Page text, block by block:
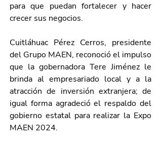
para que puedan fortalecer y hacer
crecer sus negocios.
Cuitláhuac Pérez Cerros, presidente
del Grupo MAEN, reconoció el impulso
que la gobernadora Tere Jiménez le
brinda al empresariado local y a la
atracción de inversión extranjera; de
igual forma agradeció el respaldo del
gobierno estatal para realizar la Expo
MAEN 2024.